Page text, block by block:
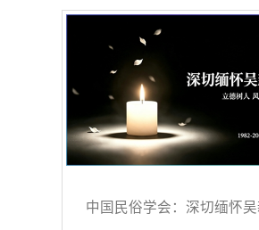
中国民俗学会：深切缅怀